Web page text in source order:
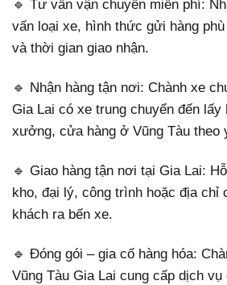
🔹 Tư vấn vận chuyển miễn phí:
vấn loại xe, hình thức gửi hàng
và thời gian giao nhận.
🔹 Nhận hàng tận nơi: Chành xe
Gia Lai có xe trung chuyển đến lấy
xưởng, cửa hàng ở Vũng Tàu theo
🔹 Giao hàng tận nơi tại Gia Lai:
kho, đại lý, công trình hoặc địa chỉ
khách ra bến xe.
🔹 Đóng gói – gia cố hàng hóa:
Vũng Tàu Gia Lai cung cấp dịch vụ